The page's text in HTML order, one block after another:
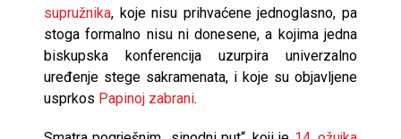
supružnika, koje nisu prihvaćene jednoglasno, pa
stoga formalno nisu ni donesene, a kojima jedna
biskupska konferencija uzurpira univerzalno
uređenje stege sakramenata, i koje su objavljene
usprkos Papinoj zabrani.